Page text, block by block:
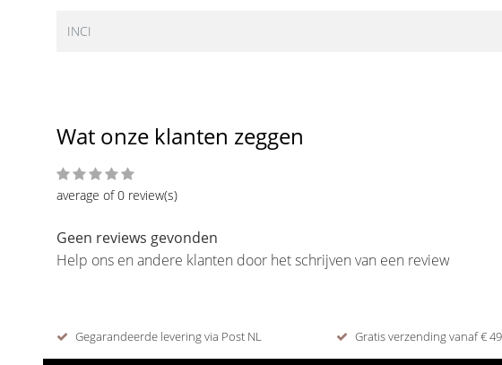
INCI
Wat onze klanten zeggen
average of 0 review(s)
Geen reviews gevonden
Help ons en andere klanten door het schrijven van een review
Gegarandeerde levering via Post NL Gratis verzending vanaf €